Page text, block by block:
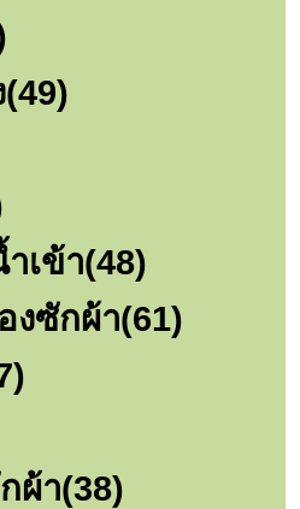
(49)
เข้า(48)
งซักผ้า(61)
ผ้า(38)